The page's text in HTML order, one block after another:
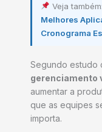
Veja também:
Melhores
Cronograma
Segundo estudo
gerenciamento
aumentar a
que as equipes
importa.